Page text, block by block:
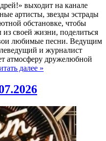
выходит на канале
артисты, звезды эстрады
обстановке, чтобы
своей жизни, поделиться
любимые песни. Ведущим
и журналист
атмосферу дружелюбной
далее »